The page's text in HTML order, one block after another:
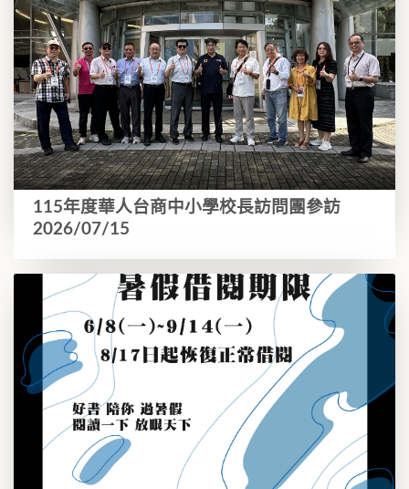
115年度華人台商中小學校長訪問團參訪
2026/07/15